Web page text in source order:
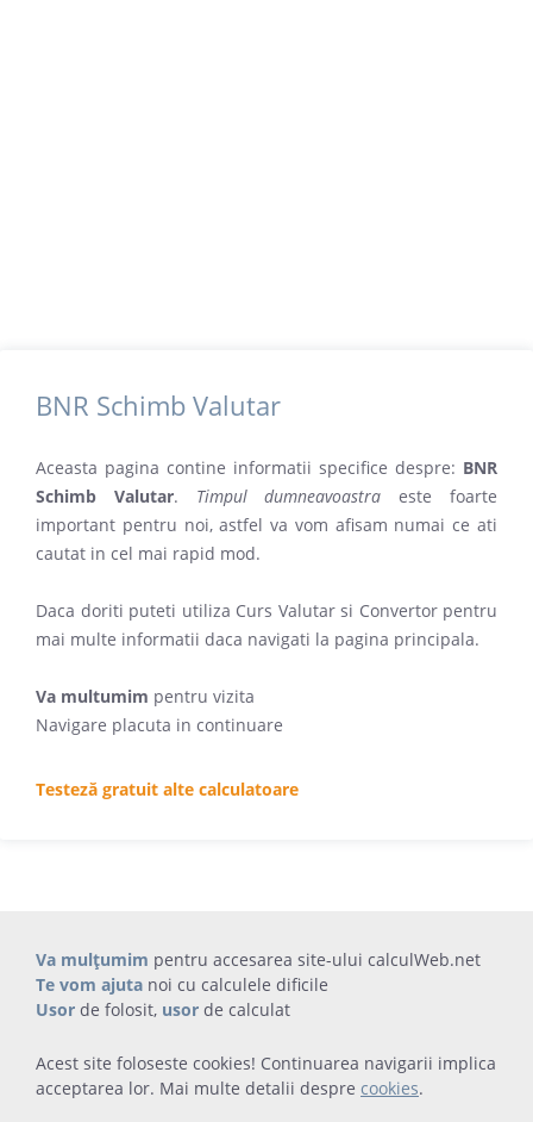
BNR Schimb Valutar
Aceasta pagina contine informatii specifice despre: BNR
Schimb Valutar. Timpul dumneavoastra este foarte
important pentru noi, astfel va vom afisam numai ce ati
cautat in cel mai rapid mod.
Daca doriti puteti utiliza Curs Valutar si Convertor pentru
mai multe informatii daca navigati la pagina principala.
Va multumim pentru vizita
Navigare placuta in continuare
Testeză gratuit alte calculatoare
Va mulțumim pentru accesarea site-ului calculWeb.net
Te vom ajuta noi cu calculele dificile
Usor de folosit, usor de calculat
Acest site foloseste cookies! Continuarea navigarii implica
acceptarea lor. Mai multe detalii despre cookies.